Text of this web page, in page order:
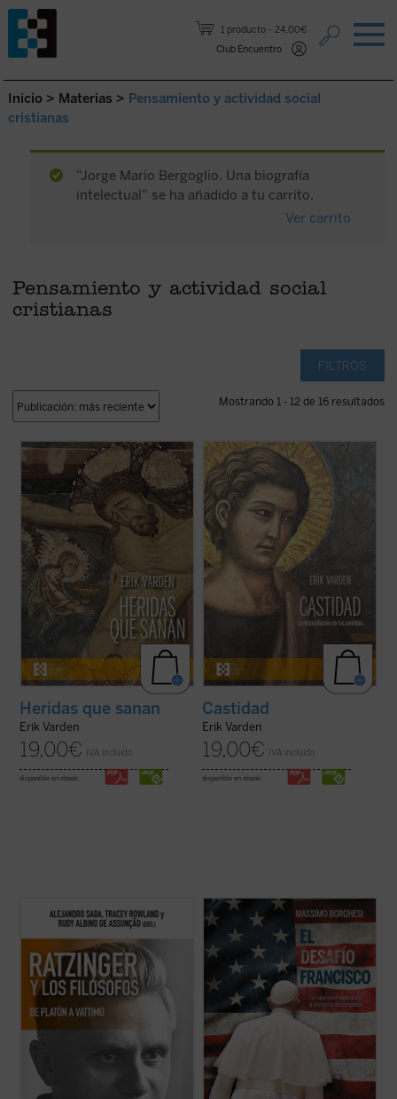
1 producto
24,00€
Club Encuentro
Saltar al contenido.
Inicio > Materias > Pensamiento y actividad social
cristianas
“Jorge Mario Bergoglio. Una biografía
intelectual” se ha añadido a tu carrito.
Ver carrito
Pensamiento y actividad social
cristianas
FILTROS
Mostrando 1 - 12 de 16 resultados
¿Qué hacer cuando el sufrimiento se
vuelve insoportable y las respuestas
convencionales ya no bastan? El monje y
obispo Erik Varden nos propone un camino.
Inspirándose en un antiguo poema
cisterciense, este libro nos invita a
contemplar ...
Heridas que sanan
Erik Varden
19,00€ IVA incluido
disponible en ebook:
Erik Varden muestra —en un texto
enriquecido con una amplia gama de
referencias a las escrituras, la literatura, la
música, la pintura y la escultura— que la
castidad, la dirección única de los sentidos,
es una cualidad atractiva y ...(ver ficha)
Castidad
Erik Varden
19,00€ IVA incluido
disponible en ebook:
La conversación y el diálogo con filósofos
clásicos y contemporáneos es una de las
pensamiento del papa teólogo. Una
compilación de los interlocutores más
relevantes y una visión de conjunto de ...
(ver ficha)
Borghesi analiza el drama interno que hoy
desgarra a la Iglesia —que transita entre el
neoconservadurismo y el «hospital de
campaña»—, sus orígenes y sus
protagonistas, y el riesgo de que pueda
conducir a un «cisma» ...
(ver ficha)